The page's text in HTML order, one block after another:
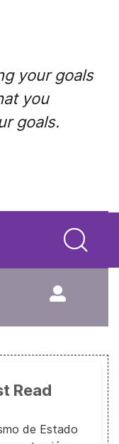
your goals
you
goals.
Read
de Estado